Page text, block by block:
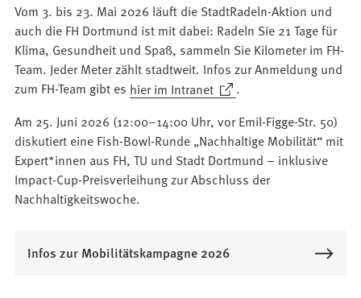
Vom 3. bis 23. Mai 2026 läuft die StadtRadeln-Aktion und
auch die FH Dortmund ist mit dabei: Radeln Sie 21 Tage für
Klima, Gesundheit und Spaß, sammeln Sie Kilometer im FH-
Team. Jeder Meter zählt stadtweit. Infos zur Anmeldung und
zum FH-Team gibt es hier im Intranet
(Öffnet
einem
neuen
Tab)
.
Am 25. Juni 2026 (12:00–14:00 Uhr, vor Emil-Figge-Str. 50)
diskutiert eine Fish-Bowl-Runde „Nachhaltige Mobilität“ mit
Expert*innen aus FH, TU und Stadt Dortmund – inklusive
Impact-Cup-Preisverleihung zur Abschluss der
Nachhaltigkeitswoche.
Infos zur Mobilitätskampagne 2026